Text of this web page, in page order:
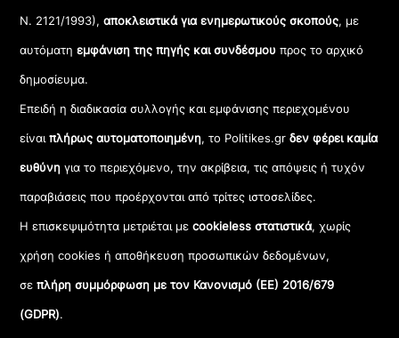
Ν. 2121/1993), αποκλειστικά για ενημερωτικούς σκοπούς, με
αυτόματηεμφάνιση της πηγής και συνδέσμου προς το αρχικό
δημοσίευμα.
Επειδή η διαδικασία συλλογής και εμφάνισης περιεχομένου
είναιπλήρως αυτοματοποιημένη, το Politikes.grδεν φέρει καμία
ευθύνη για το περιεχόμενο, την ακρίβεια, τις απόψεις ή τυχόν
παραβιάσεις που προέρχονται από τρίτες ιστοσελίδες.
Η επισκεψιμότητα μετριέται μεcookieless στατιστικά, χωρίς
χρήση cookies ή αποθήκευση προσωπικών δεδομένων,
σεπλήρη συμμόρφωση με τον Κανονισμό (ΕΕ) 2016/679
(GDPR).